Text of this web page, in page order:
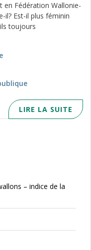
en Fédération Wallonie-
il? Est-il plus féminin
toujours
LIRE LA SUITE
– indice de la